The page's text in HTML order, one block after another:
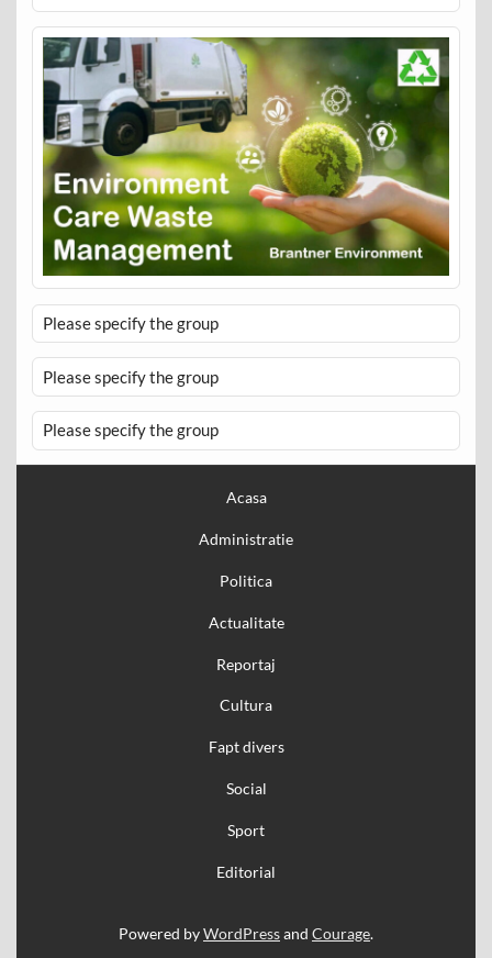
Please specify the group
Please specify the group
Please specify the group
Acasa
Administratie
Politica
Actualitate
Reportaj
Cultura
Fapt divers
Social
Sport
Editorial
Powered byWordPressand Courage.